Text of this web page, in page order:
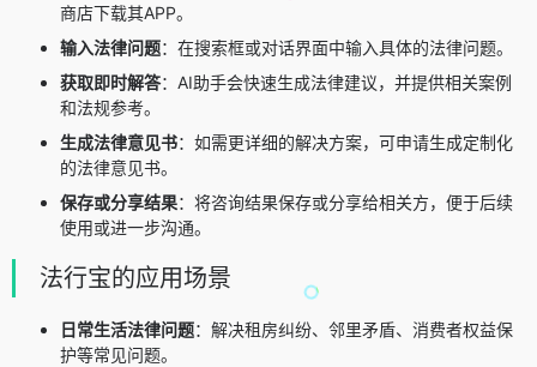
商店下载其APP。
输入法律问题：在搜索框或对话界面中输入具体的法律问题。
获取即时解答：AI助手会快速生成法律建议，并提供相关案例
和法规参考。
生成法律意见书：如需更详细的解决方案，可申请生成定制化
的法律意见书。
保存或分享结果：将咨询结果保存或分享给相关方，便于后续
使用或进一步沟通。
法行宝的应用场景
日常生活法律问题：解决租房纠纷、邻里矛盾、消费者权益保
护等常见问题。